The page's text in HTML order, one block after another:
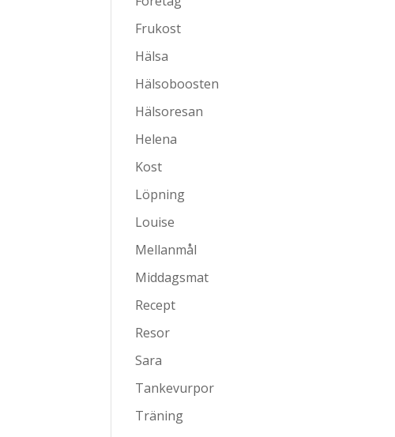
Frukost
Hälsa
Hälsoboosten
Hälsoresan
Helena
Kost
Löpning
Louise
Mellanmål
Middagsmat
Recept
Resor
Sara
Tankevurpor
Träning